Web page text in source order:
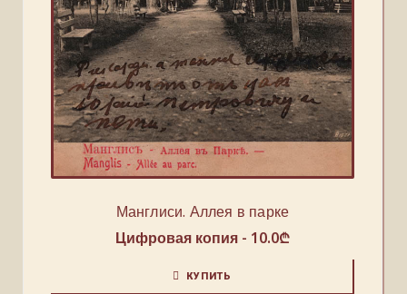
Манглиси. Аллея в парке
Цифровая копия - 10.0₾
КУПИТЬ